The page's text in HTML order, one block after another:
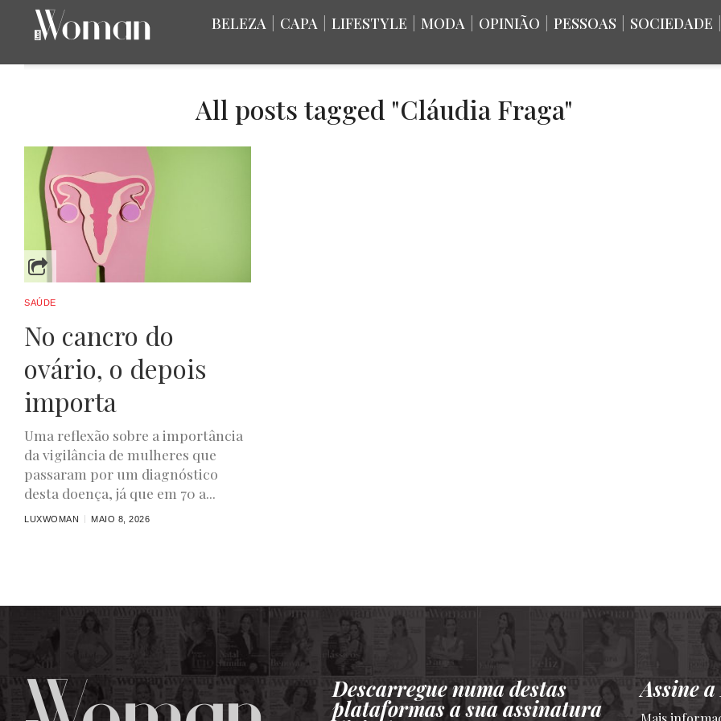
BELEZA CAPA LIFESTYLE MODA OPINIÃO PESSOAS SOCIEDADE
All posts tagged "Cláudia Fraga"
SAÚDE
No cancro do
ovário, o depois
importa
Uma reflexão sobre a importância
da vigilância de mulheres que
passaram por um diagnóstico
desta doença, já que em 70 a...
LUXWOMAN MAIO 8, 2026
Descarregue numa destas
plataformas a sua assinatura
Assine